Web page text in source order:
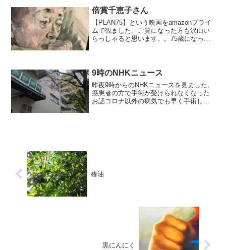
わず手を合わせてしまいます
倍賞千恵子さん
【PLAN75】という映画をamazonプライ
ムで観ました。ご覧になった方も沢山い
らっしゃると思います。。75歳になって
てもらい...
9時のNHKニュース
昨夜9時からのNHKニュースを見ました。
癌患者の方で手術が受けられなくなった
お話コロナ以外の病気でも早く手術しな
椿油
黒にんにく